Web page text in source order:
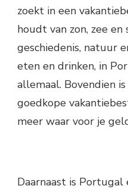
zoekt in een
houdt van zon, zee
geschiedenis, natuur
eten en drinken, in
allemaal. Bovendien
goedkope
meer waar voor je
Daarnaast is